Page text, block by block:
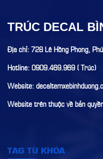
TRÚC DECAL
Địa chỉ: 728 Lê Hồng Phong,
Hotline: 0909.469.969 ( Trúc)
Website:
Website trên thuộc về bản
TAG TỪ KHÓA